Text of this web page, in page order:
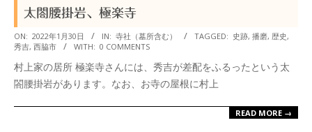
太閤腰掛岩、極楽寺
2022-
01-
30
ON: 2022年1月30日 IN: 寺社（墓所含む） TAGGED: 史跡, 播磨, 歴史,
秀吉, 西脇市 WITH: 0 COMMENTS
村上家の居所 極楽寺さんには、秀吉が差配をふるったという太
閤腰掛岩があります。なお、お寺の屋根に村上
READ MORE →